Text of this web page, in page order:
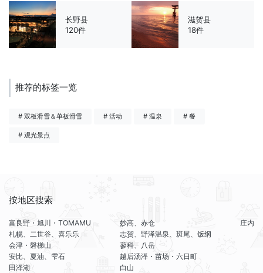
长野县
120件
滋贺县
18件
推荐的标签一览
# 双板滑雪＆单板滑雪 # 活动 # 温泉 # 餐
# 观光景点
按地区搜索
富良野・旭川・TOMAMU
札幌、二世谷、喜乐乐
会津・磐梯山
安比、夏油、雫石
田泽湖
妙高、赤仓
志贺、野泽温泉、斑尾、饭纲
蓼科、八岳
越后汤泽・苗场・六日町
白山
庄内